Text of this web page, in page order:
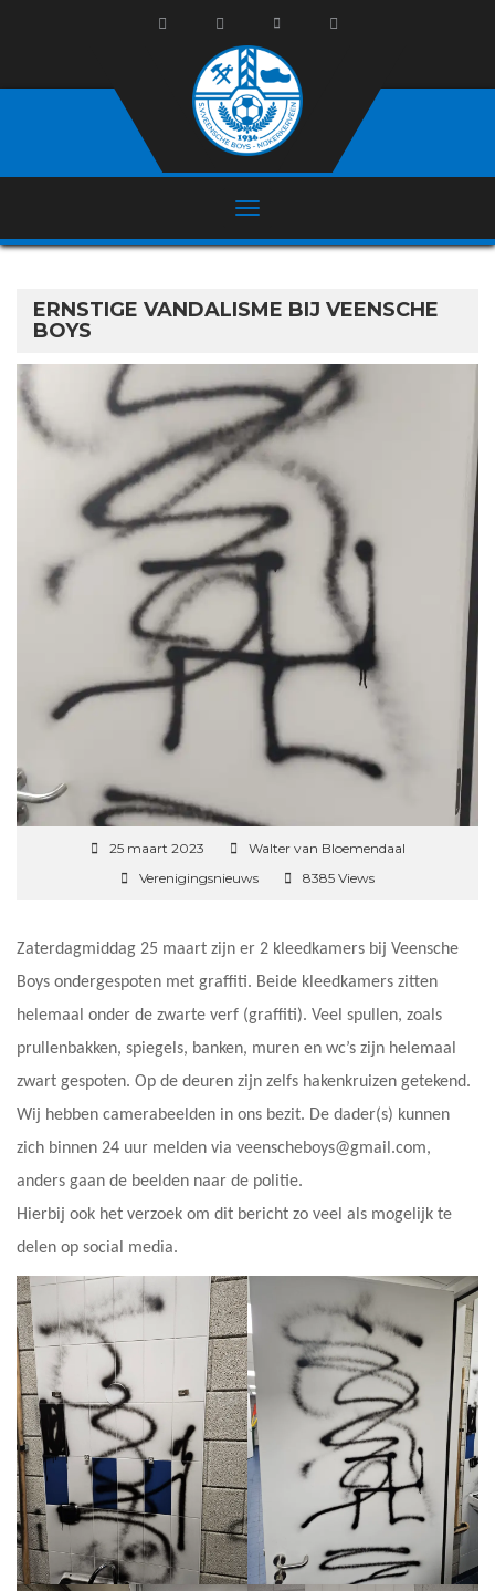
ERNSTIGE VANDALISME BIJ VEENSCHE
BOYS
25 maart 2023
Walter van Bloemendaal
Verenigingsnieuws
8385 Views
Zaterdagmiddag 25 maart zijn er 2 kleedkamers bij Veensche
Boys ondergespoten met graffiti. Beide kleedkamers zitten
helemaal onder de zwarte verf (graffiti). Veel spullen, zoals
prullenbakken, spiegels, banken, muren en wc’s zijn helemaal
zwart gespoten. Op de deuren zijn zelfs hakenkruizen getekend.
Wij hebben camerabeelden in ons bezit. De dader(s) kunnen
zich binnen 24 uur melden via veenscheboys@gmail.com,
anders gaan de beelden naar de politie.
Hierbij ook het verzoek om dit bericht zo veel als mogelijk te
delen op social media.